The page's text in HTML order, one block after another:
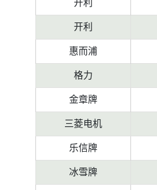
开利
开利
惠而浦
格力
金章牌
三菱电机
乐信牌
冰雪牌